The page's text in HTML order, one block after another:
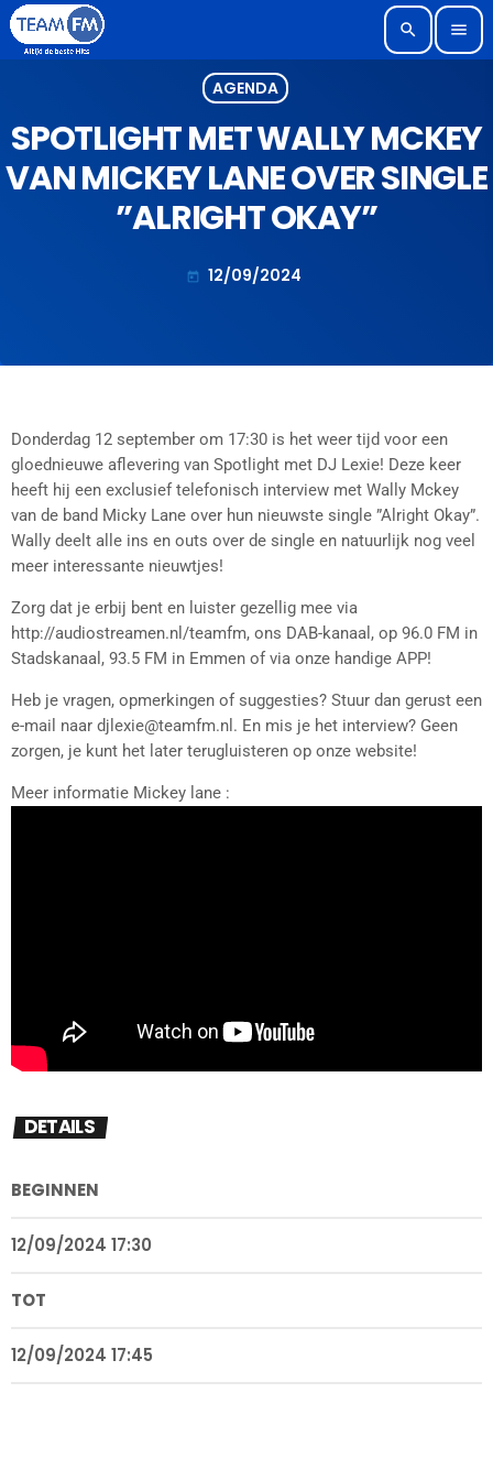
search menu
AGENDA
SPOTLIGHT MET WALLY MCKEY
VAN MICKEY LANE OVER SINGLE
”ALRIGHT OKAY”
today 12/09/2024
Donderdag 12 september om 17:30 is het weer tijd voor een
gloednieuwe aflevering van Spotlight met DJ Lexie! Deze keer
heeft hij een exclusief telefonisch interview met Wally Mckey
van de band Micky Lane over hun nieuwste single ”Alright Okay”.
Wally deelt alle ins en outs over de single en natuurlijk nog veel
meer interessante nieuwtjes!
Zorg dat je erbij bent en luister gezellig mee via
http://audiostreamen.nl/teamfm, ons DAB-kanaal, op 96.0 FM in
Stadskanaal, 93.5 FM in Emmen of via onze handige APP!
Heb je vragen, opmerkingen of suggesties? Stuur dan gerust een
e-mail naar djlexie@teamfm.nl. En mis je het interview? Geen
zorgen, je kunt het later terugluisteren op onze website!
Meer informatie Mickey lane :
DETAILS
BEGINNEN
12/09/2024 17:30
TOT
12/09/2024 17:45